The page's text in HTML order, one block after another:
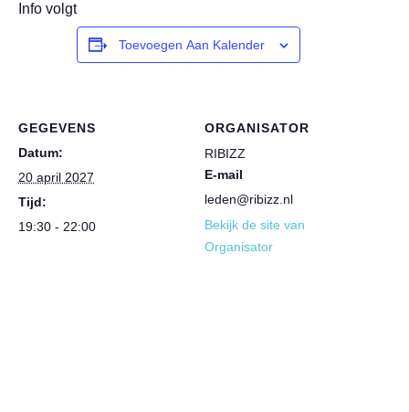
Info volgt
Toevoegen Aan Kalender
GEGEVENS
Datum:
20 april 2027
Tijd:
19:30 - 22:00
ORGANISATOR
RIBIZZ
E-mail
leden@ribizz.nl
Bekijk de site van
Organisator